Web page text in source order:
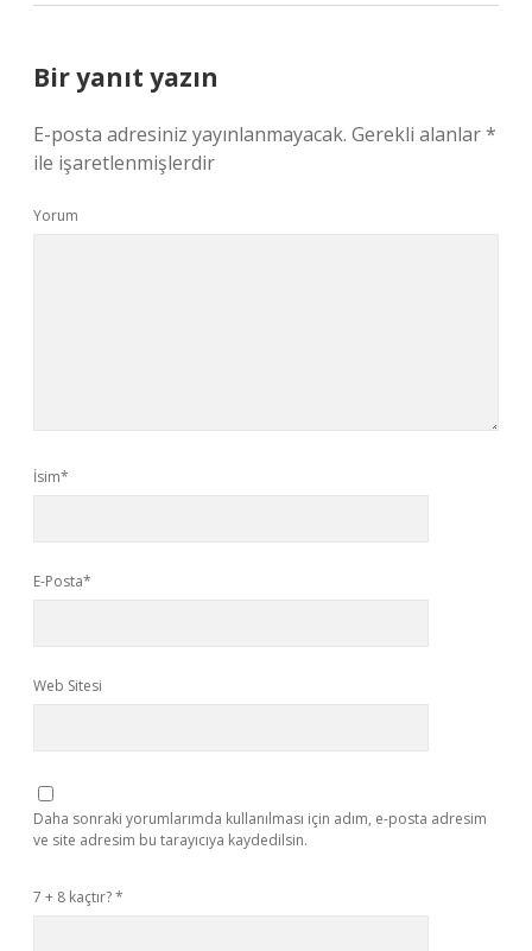
Bir yanıt yazın
E-posta adresiniz yayınlanmayacak. Gerekli alanlar*
ile işaretlenmişlerdir
Yorum
İsim*
E-Posta*
Web Sitesi
Daha sonraki yorumlarımda kullanılması için adım, e-posta adresim
ve site adresim bu tarayıcıya kaydedilsin.
7 + 8 kaçtır?*